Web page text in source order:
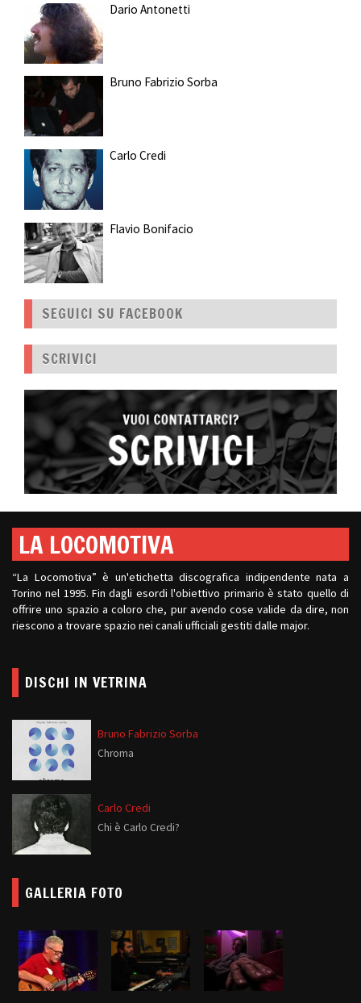
Dario Antonetti
Bruno Fabrizio Sorba
Carlo Credi
Flavio Bonifacio
SEGUICI SU FACEBOOK
SCRIVICI
LA LOCOMOTIVA
“La Locomotiva” è un'etichetta discografica indipendente nata a
Torino nel 1995. Fin dagli esordi l'obiettivo primario è stato quello di
offrire uno spazio a coloro che, pur avendo cose valide da dire, non
riescono a trovare spazio nei canali ufficiali gestiti dalle major.
DISCHI IN VETRINA
Bruno Fabrizio Sorba
Chroma
Carlo Credi
Chi è Carlo Credi?
GALLERIA FOTO